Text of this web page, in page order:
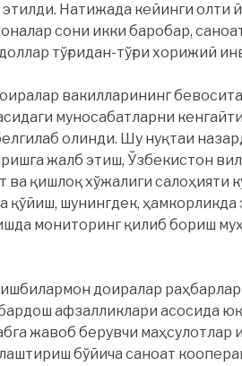
Натижада кейинги олти
сони икки баробар,
тўғридан-тўғри хорижий
вакилларининг
муносабатларни
олинди. Шу нуқтаи
жалб этиш, Ўзбекистон
ва қишлоқ хўжалиги салоҳияти
қўйиш, шунингдек,
мониторинг қилиб бориш
доиралар
афзалликлари асосида
жавоб берувчи маҳсулотлар
бўйича саноат